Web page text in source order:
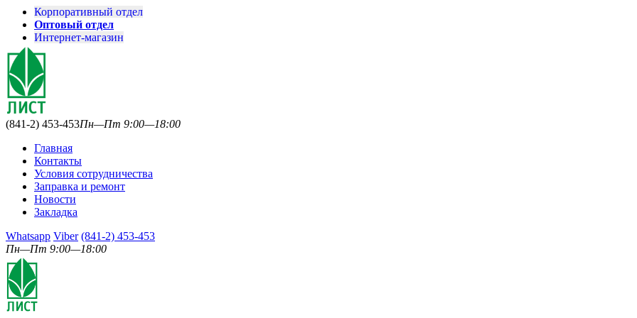
Корпоративный отдел
Оптовый отдел
Интернет-магазин
(841-2) 453-453Пн—Пт 9:00—18:00
Главная
Контакты
Условия сотрудничества
Заправка и ремонт
Новости
Закладка
Whatsapp Viber (841-2) 453-453
Пн—Пт 9:00—18:00